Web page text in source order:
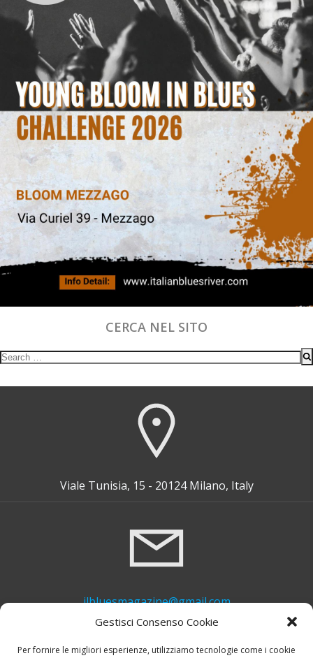
Gestisci Consenso Cookie
Per fornire le migliori esperienze, utilizziamo tecnologie come i cookie
CERCA NEL SITO
Search
Viale Tunisia, 15 - 20124 Milano, Italy
ilbluesmagazine@gmail.com